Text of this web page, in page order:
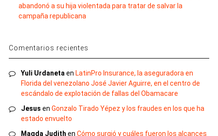
abandonó a su hija violentada para tratar de salvar la
campaña republicana
Comentarios recientes
Yuli Urdaneta en LatinPro Insurance, la aseguradora en
Florida del venezolano José Javier Aguirre, en el centro de
escándalo de explotación de fallas del Obamacare
Jesus en Gonzalo Tirado Yépez y los fraudes en los que ha
estado envuelto
Magda Judith en Cómo surgió y cuáles fueron los alcances